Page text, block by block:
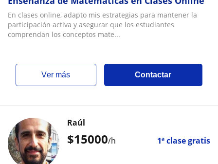
En clases online, adapto mis estrategias para mantener la
participación activa y asegurar que los estudiantes
comprendan los conceptos mate...
ver más Contactar
$15000/h 1ª clase gratis
Raúl